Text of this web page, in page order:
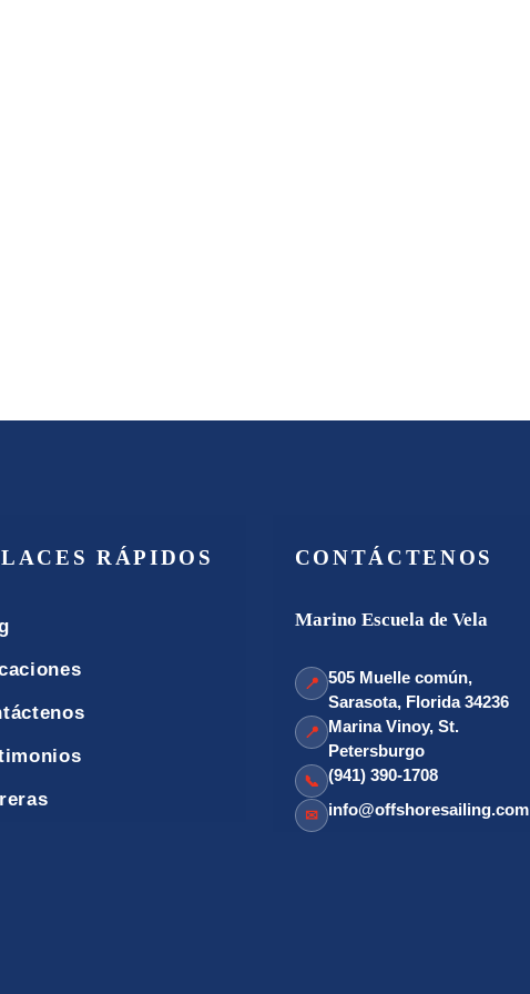
RÁPIDOS CONTÁCTENOS
Marino Escuela de Vela
📍 505 Muelle común,
Sarasota, Florida 34236
📍 Marina Vinoy, St.
Petersburgo
📞 (941) 390-1708
✉ info@offshoresailing.com